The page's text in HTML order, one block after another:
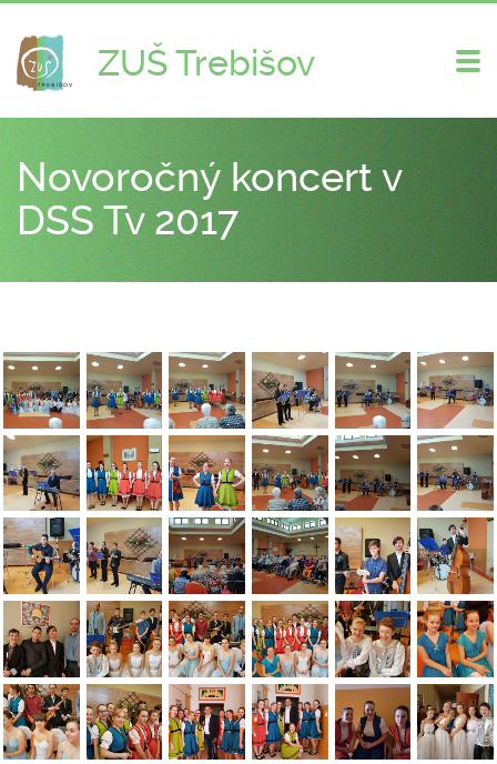
ZUŠ Trebišov
Novoročný koncert v
DSS Tv 2017